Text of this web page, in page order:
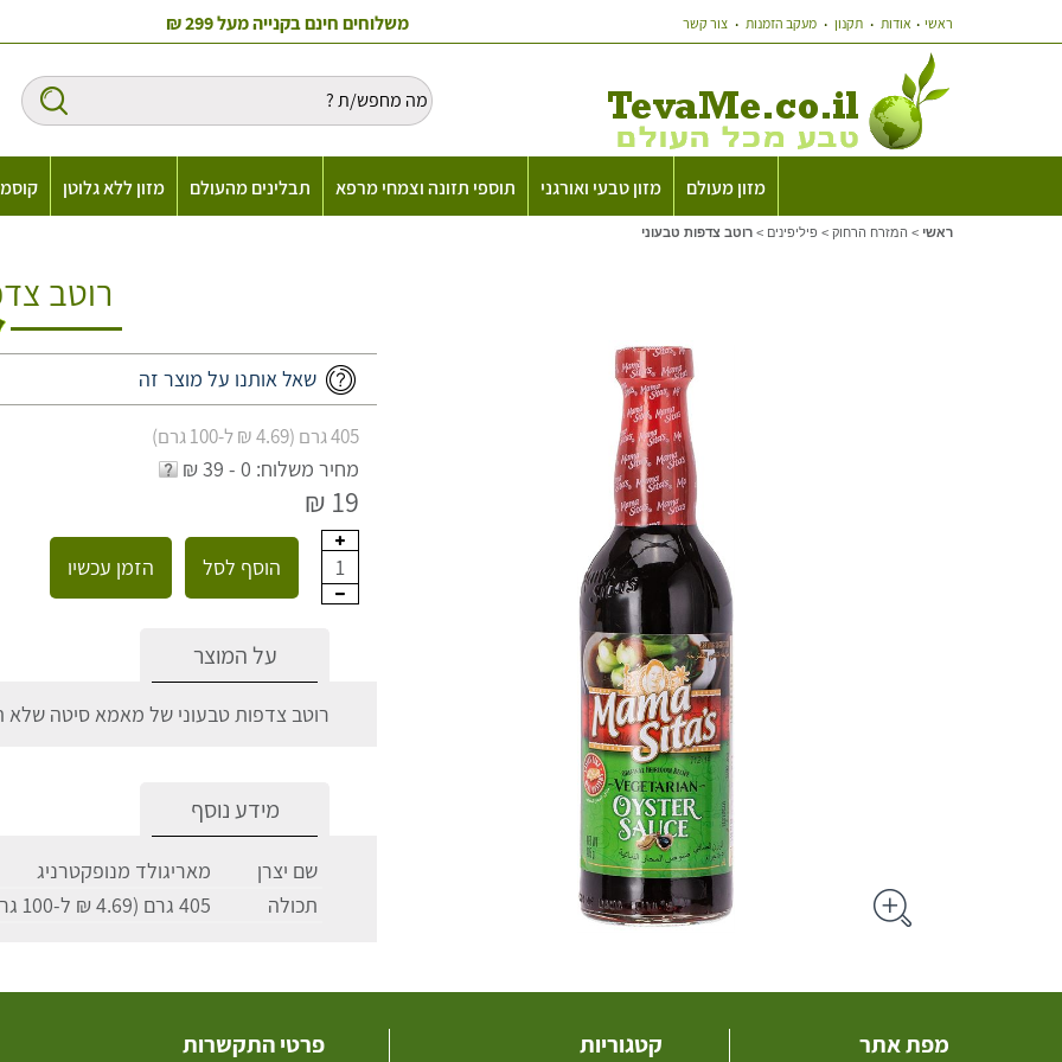
ראשי אודות תקנון מעקב הזמנות צור קשר משלוחים חינם בקנייה מעל 299 ₪
מזון מעולם מזון טבעי ואורגני תוספי תזונה וצמחי מרפא תבלינים מהעולם מזון ללא גלוטן
ראשי > המזרח הרחוק > פיליפינים > רוטב צדפות טבעוני
רוטב
שאל אותנו על מוצר זה
405 גרם (4.69 ₪ ל-100 גרם)
מחיר משלוח: 0 - 39 ₪
19 ₪
1 הוסף לסל הזמן עכשיו
על המוצר
רוטב צדפות טבעוני של מאמא סיטה שלא
מידע נוסף
שם יצרן
מאריגולד מנופקטרניג
תכולה
405 גרם (4.69 ₪ ל-100 גרם)
מפת אתר קטגוריות פרטי התקשרות